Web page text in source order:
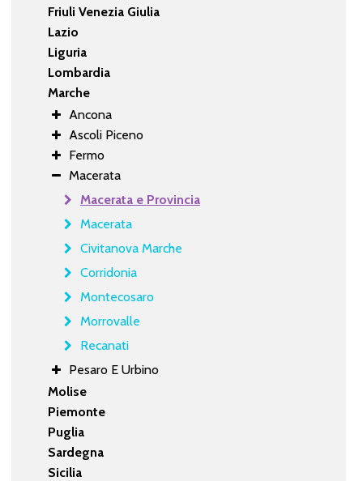
Friuli Venezia Giulia
Lazio
Liguria
Lombardia
Marche
Ancona
Ascoli Piceno
Fermo
Macerata
Macerata e Provincia
Macerata
Civitanova Marche
Corridonia
Montecosaro
Morrovalle
Recanati
Pesaro E Urbino
Molise
Piemonte
Puglia
Sardegna
Sicilia